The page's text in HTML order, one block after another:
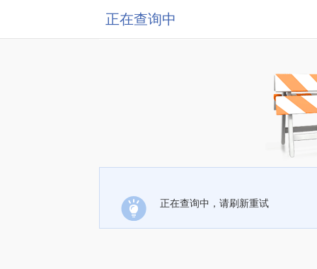
正在查询中
正在查询中，请刷新重试